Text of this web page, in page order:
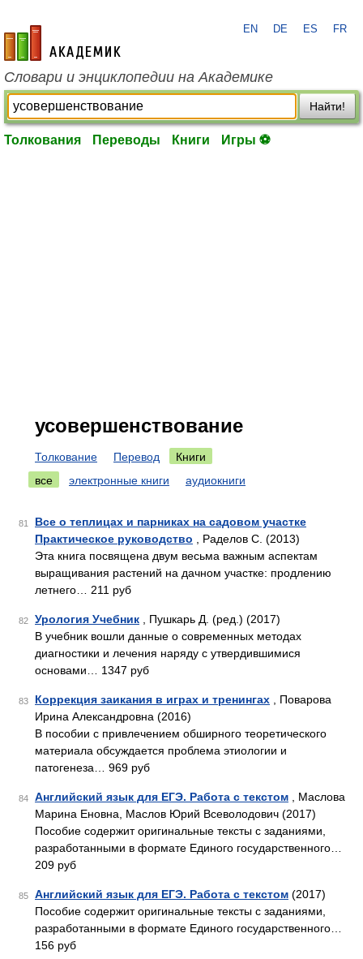
academic.ru
EN DE ES FR
Словари и энциклопедии на Академике
Найти!
Толкования Переводы Книги Игры ⚽
усовершенствование
Толкование Перевод
Книги
все
электронные книги аудиокниги
81
Все о теплицах и парниках на садовом участке
Практическое руководство , Раделов С. (2013)
Эта книга посвящена двум весьма важным аспектам
выращивания растений на дачном участке: продлению
летнего… 211 руб
82 Урология Учебник , Пушкарь Д. (ред.) (2017)
В учебник вошли данные о современных методах
диагностики и лечения наряду с утвердившимися
основами… 1347 руб
83 Коррекция заикания в играх и тренингах , Поварова
Ирина Александровна (2016)
В пособии с привлечением обширного теоретического
материала обсуждается проблема этиологии и
патогенеза… 969 руб
84 Английский язык для ЕГЭ. Работа с текстом , Маслова
Марина Еновна, Маслов Юрий Всеволодович (2017)
Пособие содержит оригинальные тексты с заданиями,
разработанными в формате Единого государственного…
209 руб
85 Английский язык для ЕГЭ. Работа с текстом (2017)
Пособие содержит оригинальные тексты с заданиями,
разработанными в формате Единого государственного…
156 руб